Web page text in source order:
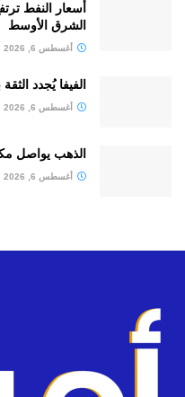
أسعار النفط
الشرق الأوسط
أغسطس 6, 2026
الفيفا يُجدد الثقة
أغسطس 6, 2026
الذهب يواصل
أغسطس 6, 2026